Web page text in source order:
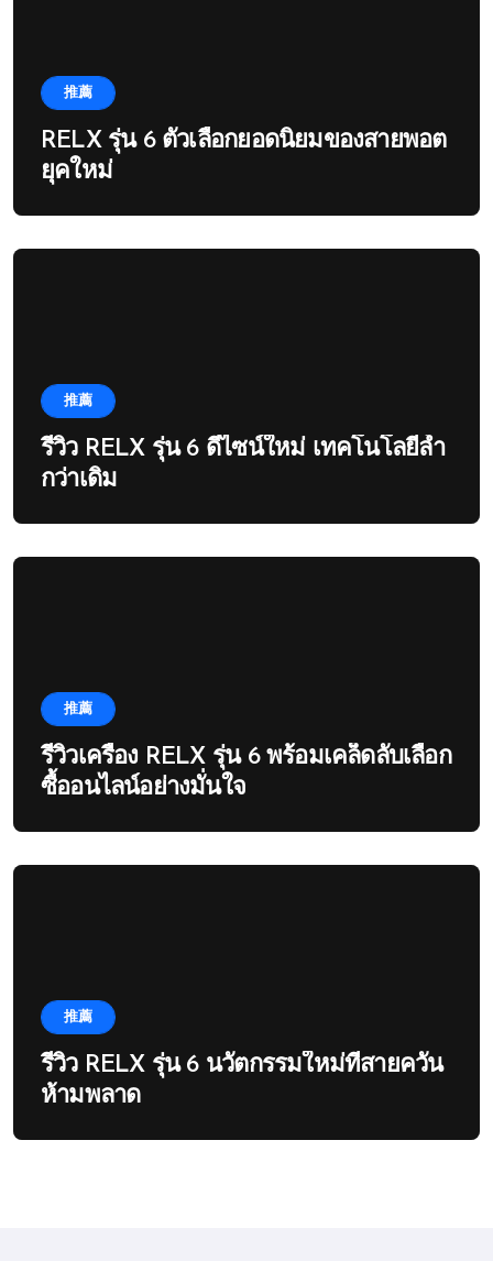
推薦
RELX รุ่น 6 ตัวเลือกยอดนิยมของสายพอต
ยุคใหม่
推薦
รีวิว RELX รุ่น 6 ดีไซน์ใหม่ เทคโนโลยีล้ำ
กว่าเดิม
推薦
รีวิวเครื่อง RELX รุ่น 6 พร้อมเคล็ดลับเลือก
ซื้ออนไลน์อย่างมั่นใจ
推薦
รีวิว RELX รุ่น 6 นวัตกรรมใหม่ที่สายควัน
ห้ามพลาด